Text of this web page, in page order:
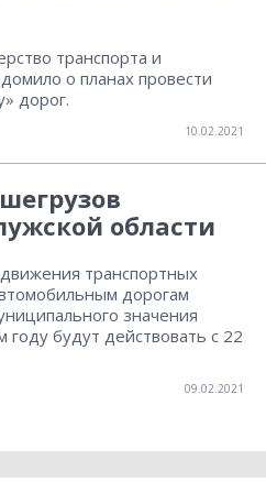
транспорта и
о планах провести
дорог.
10.02.2021
области
транспортных
дорогам
значения
году будут действовать с 22
09.02.2021